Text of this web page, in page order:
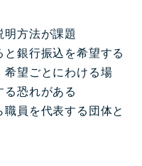
明方法が課題
と銀行振込を希望する
望ごとにわける場
恐れがある
員を代表する団体と